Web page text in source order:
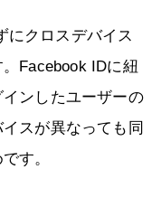
にクロスデバイス
Facebook IDに紐
ンしたユーザーの
スが異なっても同
す。